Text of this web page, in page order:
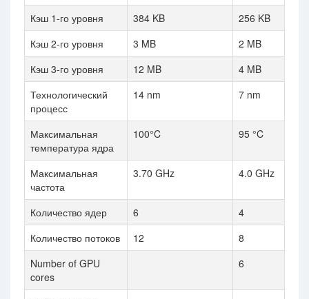
Кэш 1-го уровня
384 KB
256 KB
Кэш 2-го уровня
3 MB
2 MB
Кэш 3-го уровня
12 MB
4 MB
Технологический
процесс
14 nm 7 nm
Максимальная
температура ядра
100°C 95 °C
Максимальная
частота
3.70 GHz 4.0 GHz
Количество ядер 6
4
Количество потоков
12
8
Number of GPU
cores
6